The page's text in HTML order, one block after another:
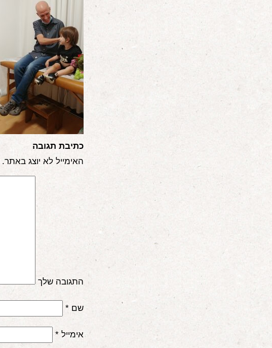
כתיבת תגובה
האימייל לא יוצג באתר.
התגובה שלך
שם *
אימייל *